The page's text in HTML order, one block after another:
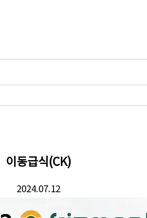
이동급식(CK)
2024.07.12